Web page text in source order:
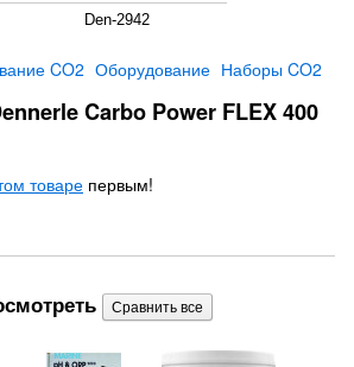
Den-2942
CO2 Оборудование Наборы CO2
Carbo Power FLEX 400
товаре первым!